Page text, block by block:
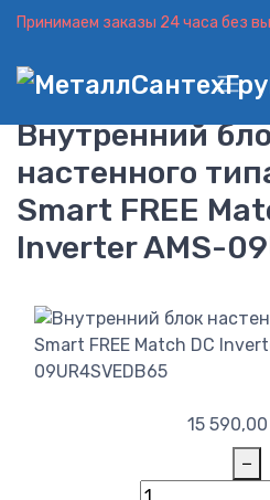
Принимаем заказы 24 часа без
Внутренний
настенного
Smart FREE
Inverter AMS-
15 590,00
−